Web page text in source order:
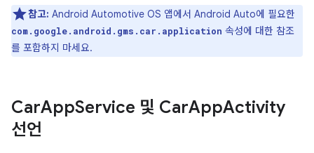
참고: Android Automotive OS 앱에서 Android Auto에 필요한
com.google.android.gms.car.application 속성에 대한 참조
를 포함하지 마세요.
CarAppService 및 CarAppActivity
선언